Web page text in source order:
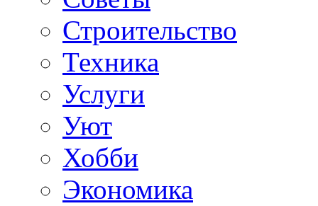
Строительство
Техника
Услуги
Уют
Хобби
Экономика